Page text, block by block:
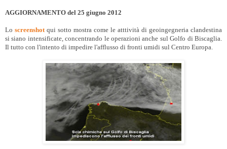
AGGIORNAMENTO del 25 giugno 2012
Lo screenshot qui sotto mostra come le atttività di geoingegneria clandestina
si siano intensificate, concentrando le operazioni anche sul Golfo di Biscaglia.
Il tutto con l'intento di impedire l'afflusso di fronti umidi sul Centro Europa.